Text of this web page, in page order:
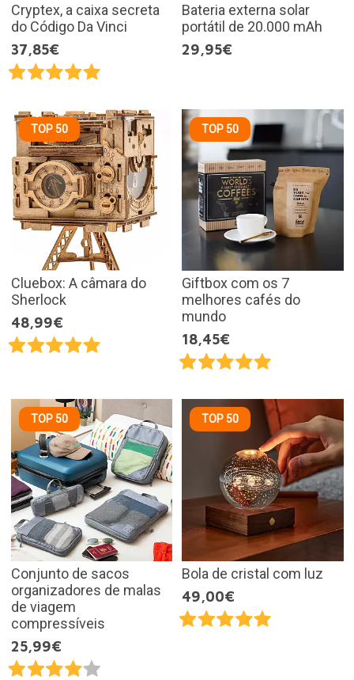
Cryptex, a caixa secreta
do Código Da Vinci
37,85€
Bateria externa solar
portátil de 20.000 mAh
29,95€
TOP 50
Cluebox: A câmara do
Sherlock
48,99€
TOP 50
Giftbox com os 7
melhores cafés do
mundo
18,45€
TOP 50
Conjunto de sacos
organizadores de malas
de viagem
compressíveis
25,99€
TOP 50
Bola de cristal com luz
49,00€